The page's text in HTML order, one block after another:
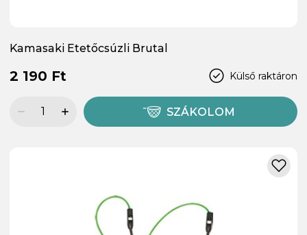
Kamasaki Etetőcsúzli Brutal
Külső raktáron
2 190 Ft
SZÁKOLOM